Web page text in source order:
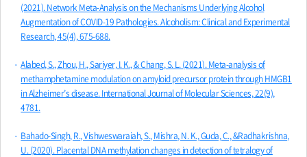
(2021). Network Meta‐Analysis on the Mechanisms Underlying Alcohol
Augmentation of COVID‐19 Pathologies. Alcoholism: Clinical and Experimental
Research, 45(4), 675-688.
Alabed, S., Zhou, H., Sariyer, I. K., & Chang, S. L. (2021). Meta-analysis of
methamphetamine modulation on amyloid precursor protein through HMGB1
in Alzheimer’s disease. International Journal of Molecular Sciences, 22(9),
4781.
Bahado‐Singh, R., Vishweswaraiah, S., Mishra, N. K., Guda, C., &Radhakrishna,
U. (2020). Placental DNA methylation changes in detection of tetralogy of